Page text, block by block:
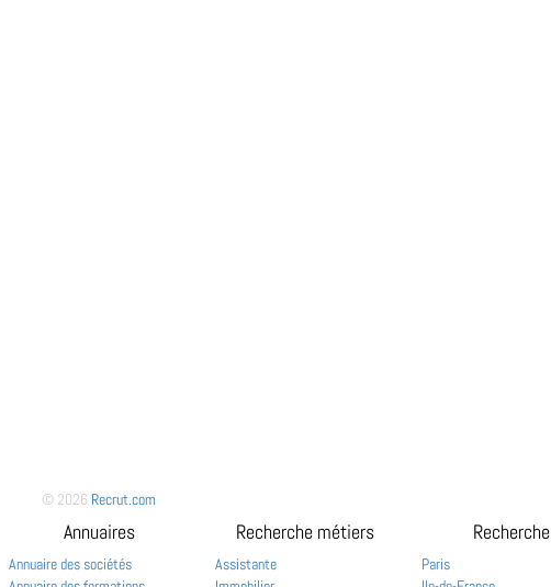
© 2026 Recrut.com
Annuaires
Annuaire des sociétés
Recherche métiers
Assistante
Recherche
Paris